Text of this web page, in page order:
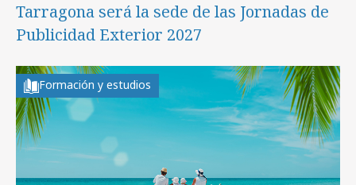
Tarragona será la sede de las Jornadas de
Publicidad Exterior 2027
Formación y estudios